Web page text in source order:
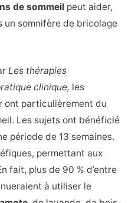
de sommeilpeut aider,
un somnifère de bricolage
Les thérapies
clinique, les
ont particulièrement du
Les sujets ont bénéficié
période de13 semaines.
permettant aux
fait, plus de 90 % d’entre
à utiliser le